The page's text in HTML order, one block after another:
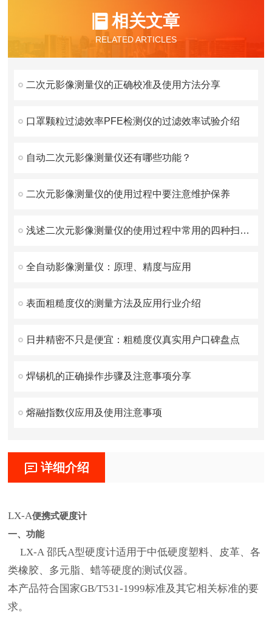
相关文章
RELATED ARTICLES
二次元影像测量仪的正确校准及使用方法分享
口罩颗粒过滤效率PFE检测仪的过滤效率试验介绍
自动二次元影像测量仪还有哪些功能？
二次元影像测量仪的使用过程中要注意维护保养
浅述二次元影像测量仪的使用过程中常用的四种扫描方法
全自动影像测量仪：原理、精度与应用
表面粗糙度仪的测量方法及应用行业介绍
日井精密不只是便宜：粗糙度仪真实用户口碑盘点
焊锡机的正确操作步骤及注意事项分享
熔融指数仪应用及使用注意事项
详细介绍
LX-A便携式硬度计
一、功能
LX-A 邵氏A型硬度计适用于中低硬度塑料、皮革、各
类橡胶、多元脂、蜡等硬度的测试仪器。
本产品符合国家GB/T531-1999标准及其它相关标准的要
求。